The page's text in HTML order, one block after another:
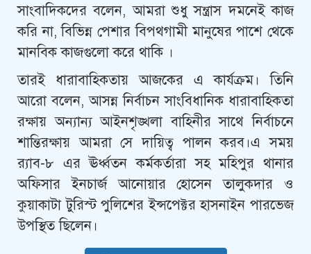
সাংবাদিকদের বলেন, আমরা শুধু সন্ত্রাস দমনেই কাজ
করি না, বিভিন্ন পেশার বিপথগামী মানুষের পাশে থেকে
মানবিক কাজগুলো করে থাকি ।
তারই ধারাবাহিকতায় আজকের এ কার্যক্রম। তিনি
আরো বলেন, আসন্ন নির্বাচন সাংবিধানিক ধারাবাহিকতা
রক্ষায় অন্যান্য আইনশৃঙ্খলা বাহিনীর সাথে নির্বাচনে
শান্তিরক্ষায় আমরা সে দায়িত্ব পালন করব।এ সময়
র‌্যাব-৮ এর ঊর্ধ্বতন কর্মকর্তারা সহ মহিপুর থানার
অফিসার ইনচার্জ আনোয়ার হোসেন তালুকদার ও
কুয়াকাটা টুরিস্ট পুলিশের ইন্সপেক্টর হাসনাইন পারভেজ
উপস্থিত ছিলেন।